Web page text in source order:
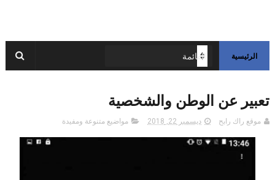
الرئيسية
تعبير عن الوطن والشخصية
موقع راك رابح ديسمبر 22, 2018 مواضيع متنوعة ومفيدة